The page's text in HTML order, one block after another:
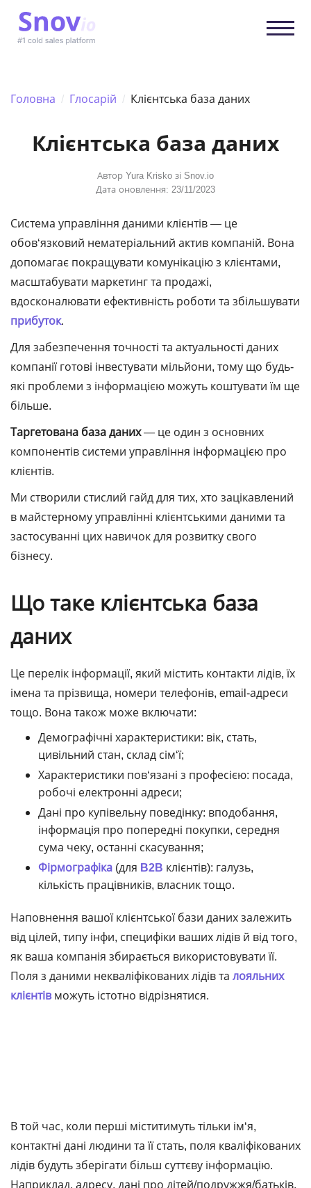
Головна / Глосарій / Клієнтська база даних
Клієнтська база даних
Автор Yura Krisko зі Snov.io
Дата оновлення: 23/11/2023
Система управління даними клієнтів ― це
обов‘язковий нематеріальний актив компаній. Вона
допомагає покращувати комунікацію з клієнтами,
масштабувати маркетинг та продажі,
вдосконалювати ефективність роботи та збільшувати
прибуток.
Для забезпечення точності та актуальності даних
компанії готові інвестувати мільйони, тому що будь-
які проблеми з інформацією можуть коштувати їм ще
більше.
Таргетована база даних― це один з основних
компонентів системи управління інформацією про
клієнтів.
Ми створили стислий гайд для тих, хто зацікавлений
в майстерному управлінні клієнтськими даними та
застосуванні цих навичок для розвитку свого
бізнесу.
Що таке клієнтська база
даних
Це перелік інформації, який містить контакти лідів, їх
імена та прізвища, номери телефонів, email-адреси
тощо. Вона також може включати:
Демографічні характеристики: вік, стать,
цивільний стан, склад сім‘ї;
Характеристики пов‘язані з професією: посада,
робочі електронні адреси;
Дані про купівельну поведінку: вподобання,
інформація про попередні покупки, середня
сума чеку, останні скасування;
Фірмографіка (для B2B клієнтів): галузь,
кількість працівників, власник тощо.
Наповнення вашої клієнтської бази даних залежить
від цілей, типу інфи, специфіки ваших лідів й від того,
як ваша компанія збирається використовувати її.
Поля з даними некваліфікованих лідів та лояльних
клієнтівможуть істотно відрізнятися.
В той час, коли перші міститимуть тільки ім‘я,
контактні дані людини та її стать, поля кваліфікованих
лідів будуть зберігати більш суттєву інформацію.
Наприклад, адресу, дані про дітей/подружжя/батьків,